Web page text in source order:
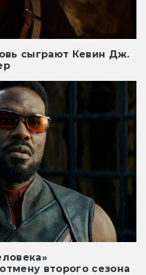
сыграют Кевин Дж.
второго сезона